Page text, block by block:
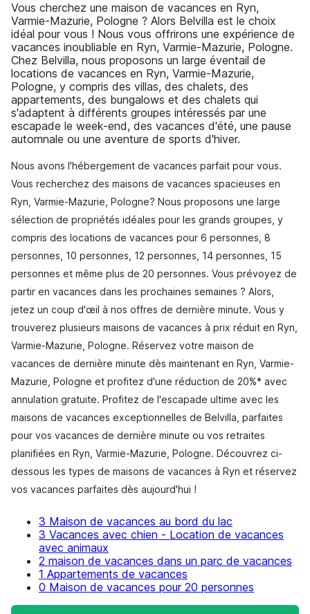
Vous cherchez une maison de vacances en Ryn,
Varmie-Mazurie, Pologne ? Alors Belvilla est le choix
idéal pour vous ! Nous vous offrirons une expérience de
vacances inoubliable en Ryn, Varmie-Mazurie, Pologne.
Chez Belvilla, nous proposons un large éventail de
locations de vacances en Ryn, Varmie-Mazurie,
Pologne, y compris des villas, des chalets, des
appartements, des bungalows et des chalets qui
s'adaptent à différents groupes intéressés par une
escapade le week-end, des vacances d'été, une pause
automnale ou une aventure de sports d'hiver.
Nous avons l'hébergement de vacances parfait pour vous.
Vous recherchez des maisons de vacances spacieuses en
Ryn, Varmie-Mazurie, Pologne? Nous proposons une large
sélection de propriétés idéales pour les grands groupes, y
compris des locations de vacances pour 6 personnes, 8
personnes, 10 personnes, 12 personnes, 14 personnes, 15
personnes et même plus de 20 personnes. Vous prévoyez de
partir en vacances dans les prochaines semaines ? Alors,
jetez un coup d'œil à nos offres de dernière minute. Vous y
trouverez plusieurs maisons de vacances à prix réduit en Ryn,
Varmie-Mazurie, Pologne. Réservez votre maison de
vacances de dernière minute dès maintenant en Ryn, Varmie-
Mazurie, Pologne et profitez d'une réduction de 20%* avec
annulation gratuite. Profitez de l'escapade ultime avec les
maisons de vacances exceptionnelles de Belvilla, parfaites
pour vos vacances de dernière minute ou vos retraites
planifiées en Ryn, Varmie-Mazurie, Pologne. Découvrez ci-
dessous les types de maisons de vacances à Ryn et réservez
vos vacances parfaites dès aujourd'hui !
3 Maison de vacances au bord du lac
3 Vacances avec chien - Location de vacances
avec animaux
2 maison de vacances dans un parc de vacances
1 Appartements de vacances
0 Maison de vacances pour 20 personnes